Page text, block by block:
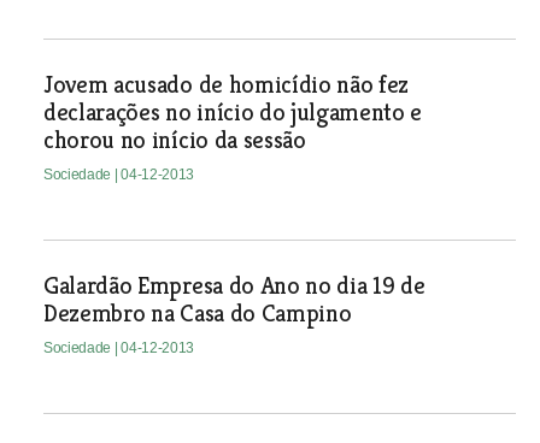
Jovem acusado de homicídio não fez
declarações no início do julgamento e
chorou no início da sessão
Sociedade | 04-12-2013
Galardão Empresa do Ano no dia 19 de
Dezembro na Casa do Campino
Sociedade | 04-12-2013